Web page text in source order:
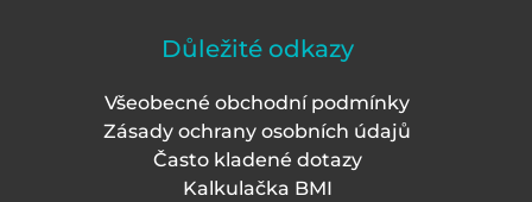
Důležité odkazy
Všeobecné obchodní podmínky
Zásady ochrany osobních údajů
Často kladené dotazy
Kalkulačka BMI